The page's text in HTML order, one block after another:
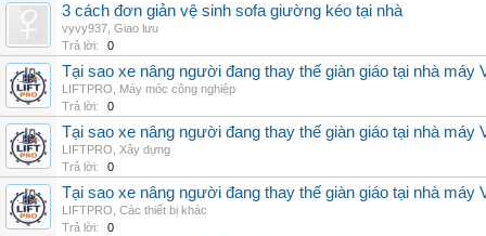
3 cách đơn giản vệ sinh sofa giường kéo tại nhà
vyvy937 Giao lưu
Trả lời:
0
Tại sao xe nâng người đang thay thế giàn giáo tại nhà máy
LIFTPRO
Máy móc công nghiệp
Trả lời:
0
Tại sao xe nâng người đang thay thế giàn giáo tại nhà máy
LIFTPRO
Xây dựng
Trả lời:
0
Tại sao xe nâng người đang thay thế giàn giáo tại nhà máy
LIFTPRO Các thiết bị khác
Trả lời:
0